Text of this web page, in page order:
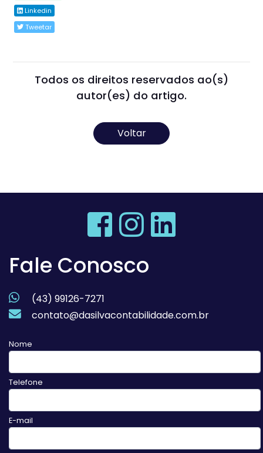
Linkedin
Tweetar
Todos os direitos reservados ao(s)
autor(es) do artigo.
Voltar
Fale Conosco
(43) 99126-7271
contato@dasilvacontabilidade.com.br
Nome
Telefone
E-mail